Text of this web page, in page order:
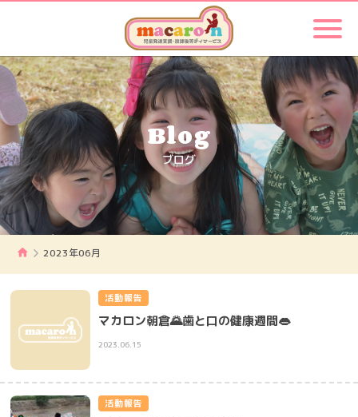
Blog
ブログ
2023年06月
活動報告
マカロン朝倉🌄歯と口の健康週間👄
2023.06.15
活動報告